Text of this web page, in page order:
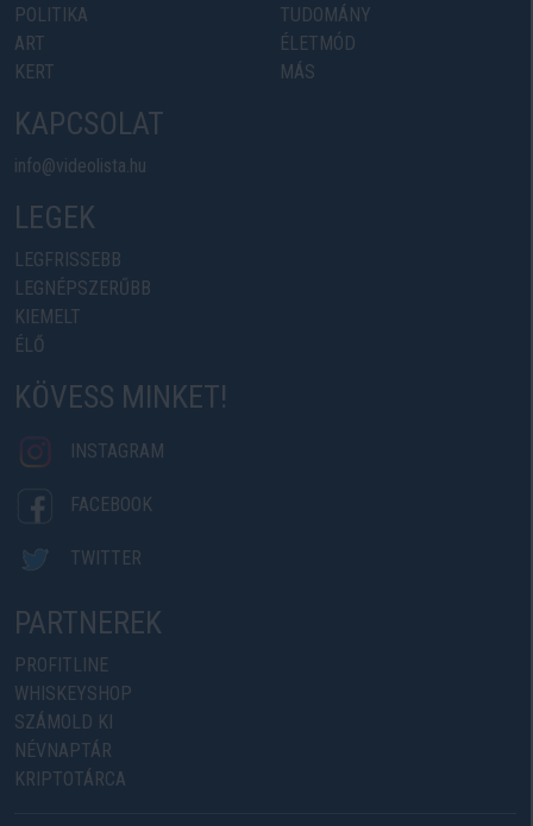
POLITIKA
ART
KERT
TUDOMÁNY
ÉLETMÓD
MÁS
KAPCSOLAT
info@videolista.hu
LEGEK
LEGFRISSEBB
LEGNÉPSZERŰBB
KIEMELT
ÉLŐ
KÖVESS MINKET!
INSTAGRAM
FACEBOOK
TWITTER
PARTNEREK
PROFITLINE
WHISKEYSHOP
SZÁMOLD KI
NÉVNAPTÁR
KRIPTOTÁRCA